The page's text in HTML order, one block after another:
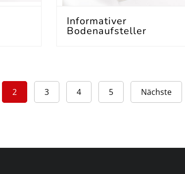
Informativer
Bodenaufsteller
2 3 4 5 Nächste